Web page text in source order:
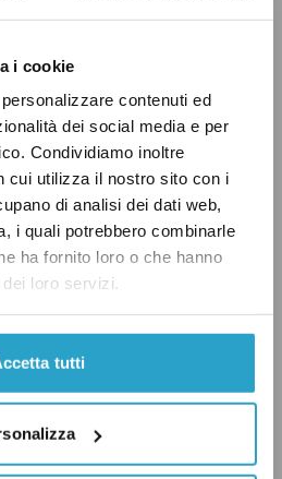
i cookie
contenuti ed
dei social media e per
Condividiamo inoltre
cui utilizza il nostro sito con i
di analisi dei dati web,
i quali potrebbero combinarle
ha fornito loro o che hanno
loro servizi.
tutti
dopo la nascita del
ha revocatola nomina
«La tutela della
la massima attenzione
e lontano dal
spirito abbiamo sempre
ad agire nell’esclusivo
ha dichiarato in una
è piaciuta a tutti: